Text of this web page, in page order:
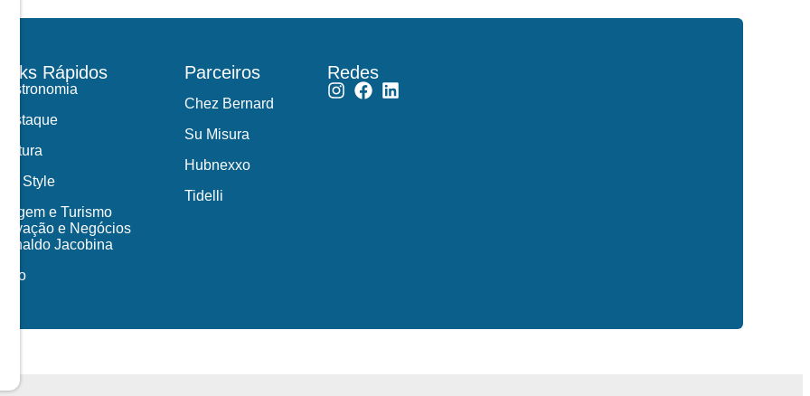
Links Rápidos
Gastronomia
Destaque
Cultura
Life Style
Viagem e Turismo
Inovação e Negócios
Ronaldo Jacobina
Agro
Parceiros
Chez Bernard
Su Misura
Hubnexxo
Tidelli
Redes